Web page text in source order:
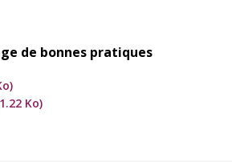
de bonnes pratiques
Ko)